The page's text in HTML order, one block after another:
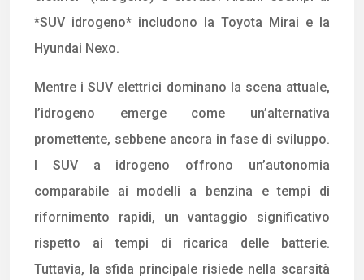
*SUV idrogeno* includono la Toyota Mirai e la
Hyundai Nexo.
Mentre i SUV elettrici dominano la scena attuale,
l’idrogeno emerge come un’alternativa
promettente, sebbene ancora in fase di sviluppo.
I SUV a idrogeno offrono un’autonomia
comparabile ai modelli a benzina e tempi di
rifornimento rapidi, un vantaggio significativo
rispetto ai tempi di ricarica delle batterie.
Tuttavia, la sfida principale risiede nella scarsità